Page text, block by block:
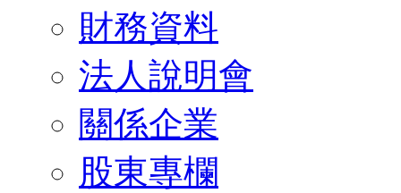
財務資料
法人說明會
關係企業
股東專欄